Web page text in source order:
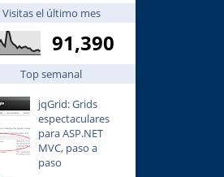
Visitas el último mes
91,390
Top semanal
jqGrid: Grids
espectaculares
para ASP.NET
MVC, paso a
paso